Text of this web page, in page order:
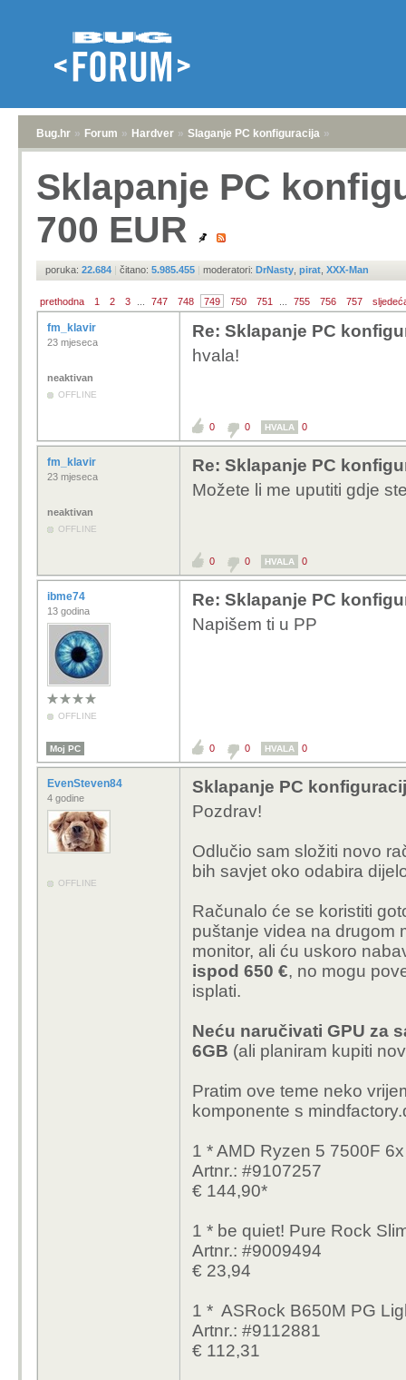
Bug.hr » Forum » Hardver » Slaganje PC konfiguracija »
Sklapanje PC
700 EUR
poruka: 22.684 | čitano: 5.985.455 | moderatori: DrNasty pirat XXX-Man
prethodna 1 2 3 747 748 749 750 751 755 756 757
fm_klavir
23 mjeseca
neaktivan
OFFLINE
Re: Sklapanje PC
hvala!
0 0 HVALA 0
fm_klavir
23 mjeseca
neaktivan
OFFLINE
Re: Sklapanje PC
Možete li me uputiti gdje
0 0 HVALA 0
ibme74
13 godina
OFFLINE
Re: Sklapanje PC
Napišem ti u PP
Moj PC 0 0 HVALA 0
EvenSteven84
4 godine
OFFLINE
Sklapanje PC
Pozdrav!
Odlučio sam složiti novo
bih savjet oko odabira
Računalo će se koristiti
puštanje videa na drugom
monitor, ali ću uskoro
ispod 650 €, no mogu
isplati.
Neću naručivati GPU za
6GB (ali planiram kupiti
Pratim ove teme neko
komponente s
1 * AMD Ryzen 5 7500F
Artnr.: #9107257
€ 144,90*
1 * be quiet! Pure Rock
Artnr.: #9009494
€ 23,94
1 * ASRock B650M PG
Artnr.: #9112881
€ 112,31